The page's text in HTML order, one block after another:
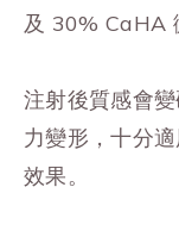
及 30% CaHA
注射後質感會
力變形，十分
效果。